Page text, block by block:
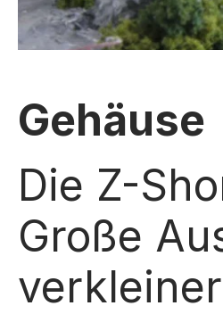
Gehäuse
Die Z-
Große